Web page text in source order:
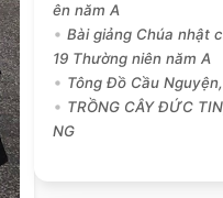
ên năm A
Bài giảng Chúa nhật
19 Thường niên năm A
Tông Đồ Cầu
TRỒNG CÂY ĐỨC
NG